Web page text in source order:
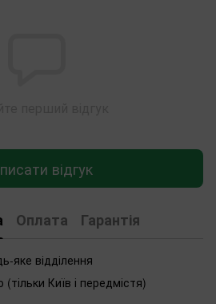
відгук
Оплата Гарантія
яке відділення
Київ і передмістя)